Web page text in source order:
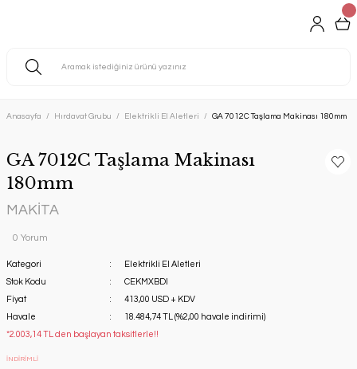
Anasayfa Hırdavat Grubu Elektrikli El Aletleri GA 7012C Taşlama Makinası 180mm
GA 7012C Taşlama Makinası
180mm
MAKİTA
0 Yorum
Kategori
Elektrikli El Aletleri
Stok Kodu
CEKMXBDI
Fiyat
413,00 USD + KDV
Havale
18.484,74 TL (%2,00 havale indirimi)
*2.003,14 TL den başlayan taksitlerle!!
İNDİRİMLİ